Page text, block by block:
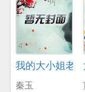
我的大小姐老婆
秦玉